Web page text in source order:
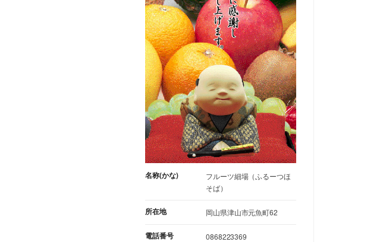
名称(かな)
フルーツ細場（ふるーつほ
そば）
所在地 岡山県津山市元魚町62
電話番号 0868223369